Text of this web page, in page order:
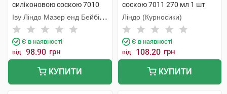
силіконовою соскою 7010
130 мл 1 шт
Іву Ліндо Мазер енд Бейбі
Продактс
Є в наявності
від 98.90 грн
КУПИТИ
соскою 7011 270 мл 1 шт
Ліндо (Курносики)
Є в наявності
від 108.20 грн
КУПИТИ